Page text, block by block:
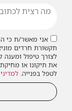
אני מאשר/ת כי
תקשורת חרדים
לצורך טיפול ומענה
את תיקונו או
לטפל בפנייה.